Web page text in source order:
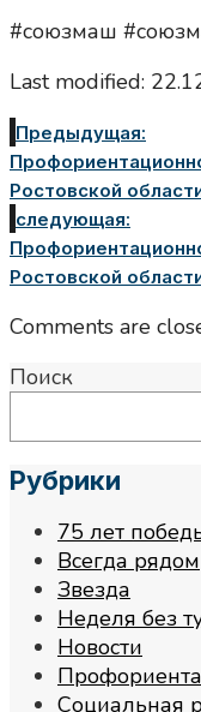
#союзмаш
Last modified:
Предыдущая:
Ростовской
следующая:
Ростовской
Comments are
Поиск
Рубрики
75 лет
Всегда рядом
Звезда
Неделя без
Новости
Социальная